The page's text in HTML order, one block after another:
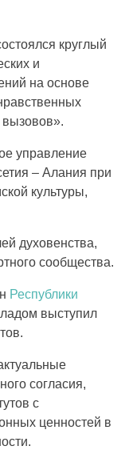
круглый
и
на основе
управление
– Алания при
культуры,
духовенства,
сообщества.
Республики
выступил
согласия,
с
ценностей в